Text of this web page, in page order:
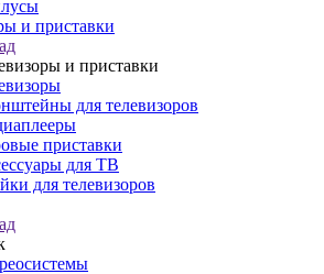
и приставки
и приставки
для телевизоров
приставки
для ТВ
для телевизоров